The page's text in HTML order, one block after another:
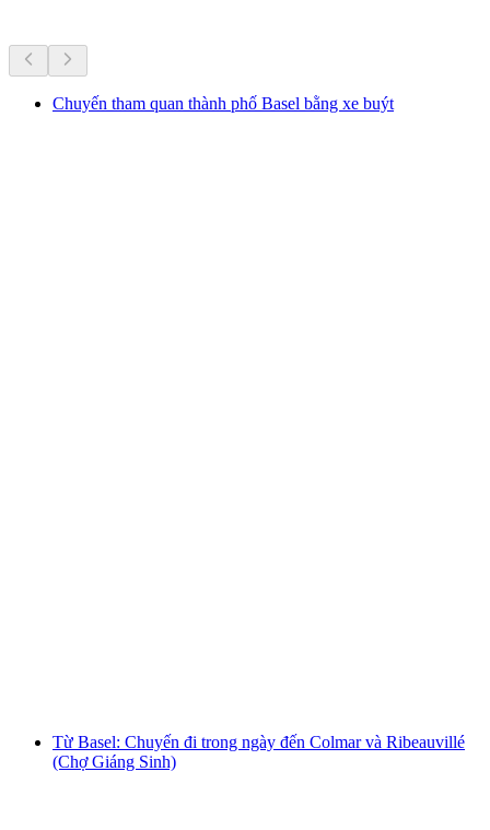
Chuyến tham quan thành phố Basel bằng xe buýt
Từ Basel: Chuyến đi trong ngày đến Colmar và Ribeauvillé
(Chợ Giáng Sinh)